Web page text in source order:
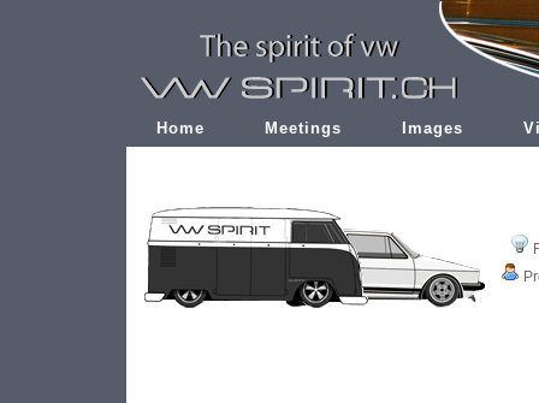
Home Meetings Images